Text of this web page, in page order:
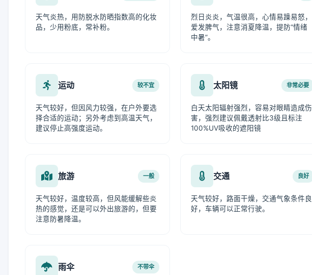
天气炎热，用防脱水防晒指数高的化妆
品，少用粉底，常补粉。
烈日炎炎，气温很高，心情易躁易怒，
爱发脾气，注意消夏降温，提防“情绪
中暑”。
运动 较不宜
天气较好，但因风力较强，在户外要选
择合适的运动；另外考虑到高温天气，
建议停止高强度运动。
太阳镜 非常必要
白天太阳辐射强烈，容易对眼睛造成伤
害，强烈建议佩戴透射比3级且标注
100%UV吸收的遮阳镜
旅游 一般
天气较好，温度较高，但风能缓解些炎
热的感觉，还是可以外出旅游的，但要
注意防暑降温。
交通 良好
天气较好，路面干燥，交通气象条件良
好，车辆可以正常行驶。
雨伞 不带伞